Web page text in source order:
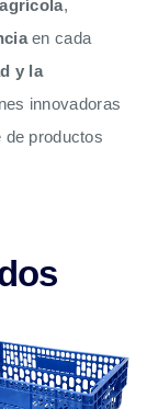
,
en cada
y la
innovadoras
productos